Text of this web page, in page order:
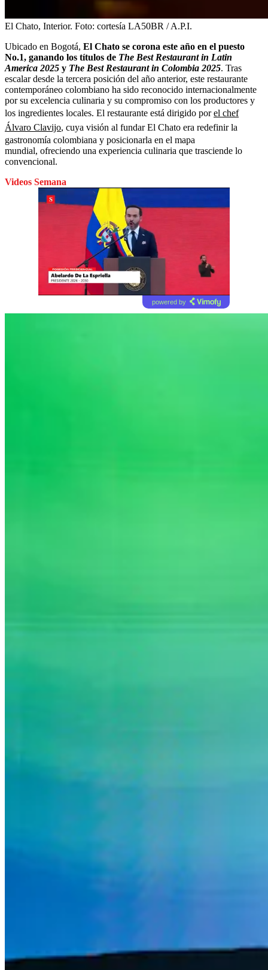
El Chato, Interior. Foto: cortesía LA50BR / A.P.I.
Ubicado en Bogotá, El Chato se corona este año en el puesto
No.1, ganando los títulos de The Best Restaurant in Latin
America 2025 y The Best Restaurant in Colombia 2025. Tras
escalar desde la tercera posición del año anterior, este restaurante
contemporáneo colombiano ha sido reconocido internacionalmente
por su excelencia culinaria y su compromiso con los productores y
los ingredientes locales. El restaurante está dirigido porel chef
Álvaro Clavijo, cuya visión al fundar El Chato era redefinir la
gastronomía colombiana y posicionarla en el mapa
mundial, ofreciendo una experiencia culinaria que trasciende lo
convencional.
Videos Semana
powered by